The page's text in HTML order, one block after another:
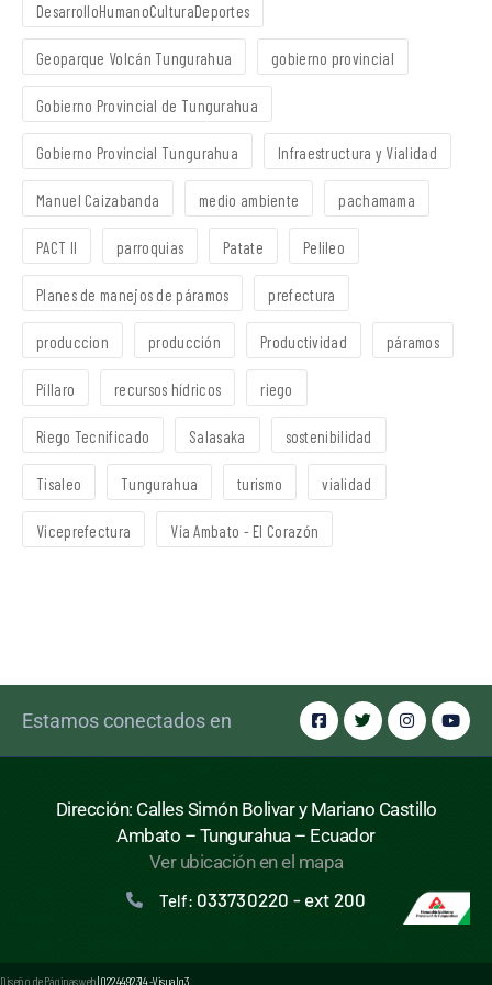
DesarrolloHumanoCulturaDeportes
Geoparque Volcán Tungurahua gobierno provincial
Gobierno Provincial de Tungurahua
Gobierno Provincial Tungurahua Infraestructura y Vialidad
Manuel Caizabanda medio ambiente pachamama
PACT II parroquias Patate Pelileo
Planes de manejos de páramos prefectura
produccion producción Productividad páramos
Píllaro recursos hídricos riego
Riego Tecnificado Salasaka sostenibilidad
Tisaleo Tungurahua turismo vialidad
Viceprefectura Vía Ambato - El Corazón
Estamos conectados en
Dirección: Calles Simón Bolivar y Mariano Castillo
Ambato – Tungurahua – Ecuador
Ver ubicación en el mapa
Telf: 033730220 - ext 200
Diseño de Páginas web| 0224492314 -Visualg3